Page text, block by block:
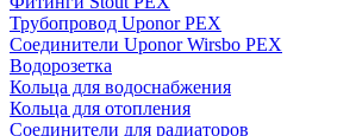
Трубопровод Uponor PEX
Соединители Uponor Wirsbo PEX
Водорозетка
Кольца для водоснабжения
Кольца для отопления
Соединители для радиаторов